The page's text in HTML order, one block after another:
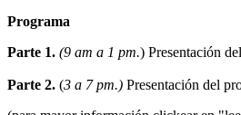
Programa
Parte 1. (9 am a 1 pm.) Presentación
Parte 2. (3 a 7 pm.) Presentación del